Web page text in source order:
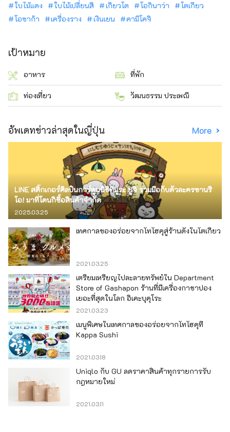
ใบไม้แดง
ใบไม้เปลี่ยนสี เกียวโต โอกินาว่า
โตเกียว
โอซาก้า
เครื่องราง เงินเยน คามิโคจิ
เป้าหมาย
อาหาร ที่พัก
ท่องเที่ยว วัฒนธรรม ประเพณี
อัพเดทข่าวล่าสุดในญี่ปุ่น More
LINE สติ๊กเกอร์ศิลปินการ์ตูนนิชิทีมูระ ยูจิ ร่วมมือกับตัวละครซานริ
โอ! มาที่โดนกิซื้อสินค้าจำกัด
2025.03.25
เทศกาลของอร่อยจากโทโฮคุสู่ร้านดังในโตเกียว
2021.03.25
เตรียมเหรียญไปละลายทรัพย์ใน Department
Store of Gashapon ร้านที่มีเครื่องกาชาปอง
เยอะที่สุดในโลก อิเคะบุคุโระ
2021.03.23
เมนูพิเศษในเทศกาลของอร่อยจากโทโฮคุที่
Kappa Sushi
2021.03.18
Uniqlo กับ GU ลดราคาสินค้าทุกรายการรับ
กฎหมายใหม่
2021.03.11